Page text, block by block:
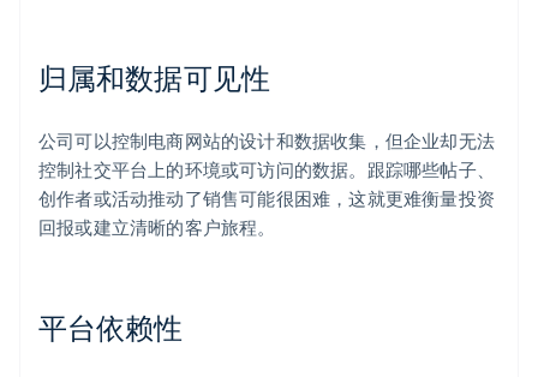
归属和数据可见性
公司可以控制电商网站的设计和数据收集，但企业却无法
控制社交平台上的环境或可访问的数据。跟踪哪些帖子、
创作者或活动推动了销售可能很困难，这就更难衡量投资
回报或建立清晰的客户旅程。
平台依赖性